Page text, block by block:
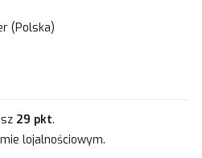
(Polska)
29 pkt.
lojalnościowym.